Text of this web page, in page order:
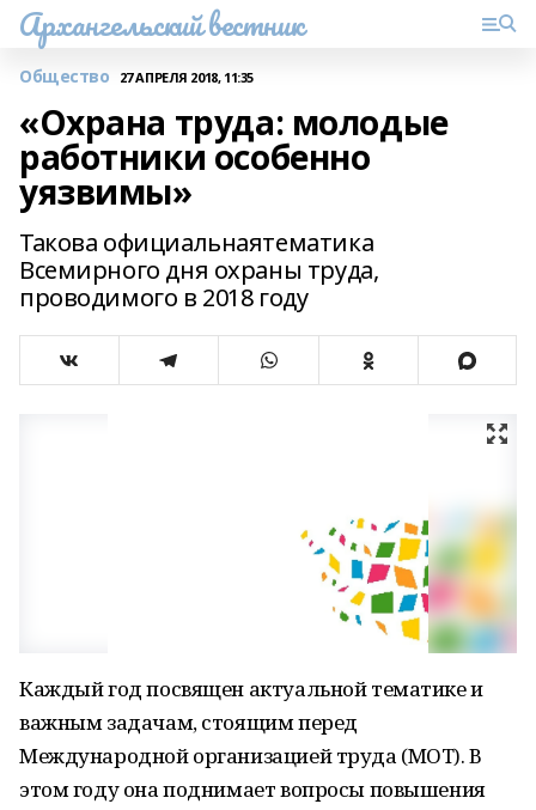
Архангельский вестник
Общество 27 АПРЕЛЯ 2018, 11:35
«Охрана труда: молодые
работники особенно
уязвимы»
Такова официальнаятематика
Всемирного дня охраны труда,
проводимого в 2018 году
Каждый год посвящен актуальной тематике и
важным задачам, стоящим перед
Международной организацией труда (МОТ). В
этом году она поднимает вопросы повышения